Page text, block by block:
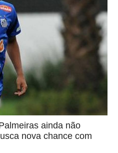
ainda não
nova chance com